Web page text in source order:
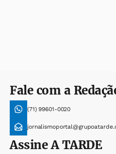
Fale com a
(71) 99601-0020
AssineA TARDE